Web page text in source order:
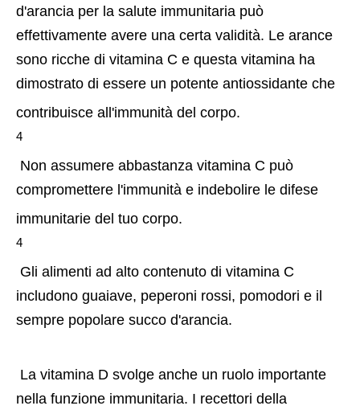
d'arancia per la salute immunitaria può
effettivamente avere una certa validità. Le arance
sono ricche di vitamina C e questa vitamina ha
dimostrato di essere un potente antiossidante che
contribuisce all'immunità del corpo.
4
compromettere l'immunità e indebolire le difese
immunitarie del tuo corpo.
4
includono guaiave, peperoni rossi, pomodori e il
sempre popolare succo d'arancia.
nella funzione immunitaria. I recettori della